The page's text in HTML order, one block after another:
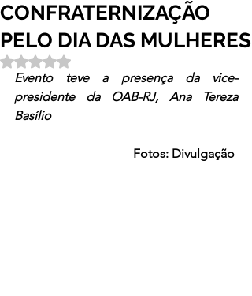
CONFRATERNIZAÇÃO
PELO DIA DAS MULHERES
Avaliado com NaN de 5 estrelas.
Evento teve a presença da vice-
presidente da OAB-RJ, Ana Tereza
Basílio
Fotos: Divulgação